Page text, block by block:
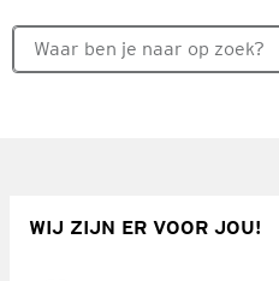
WIJ ZIJN ER VOOR JOU!